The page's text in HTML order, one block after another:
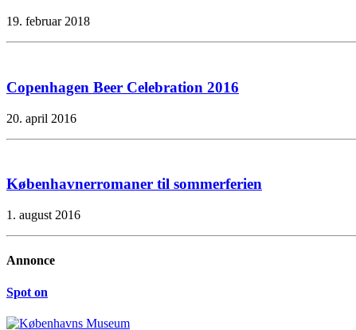
19. februar 2018
Copenhagen Beer Celebration 2016
20. april 2016
Københavnerromaner til sommerferien
1. august 2016
Annonce
Spot on